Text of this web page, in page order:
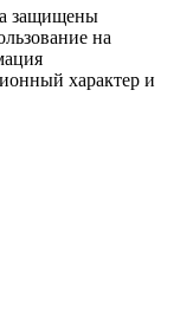
защищены
на
характер и